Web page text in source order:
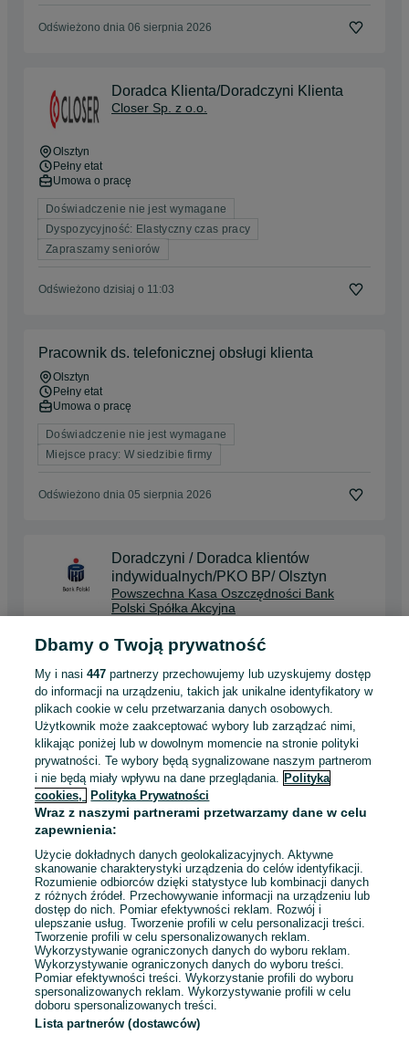
Odświeżono dnia 06 sierpnia 2026
Doradca Klienta/Doradczyni Klienta
Closer Sp. z o.o.
Olsztyn
Pełny etat
Umowa o pracę
Doświadczenie nie jest wymagane
Dyspozycyjność: Elastyczny czas pracy
Zapraszamy seniorów
Odświeżono dzisiaj o 11:03
Pracownik ds. telefonicznej obsługi klienta
Olsztyn
Pełny etat
Umowa o pracę
Doświadczenie nie jest wymagane
Miejsce pracy: W siedzibie firmy
Odświeżono dnia 05 sierpnia 2026
Doradczyni / Doradca klientów
indywidualnych/PKO BP/ Olsztyn
Powszechna Kasa Oszczędności Bank
Polski Spółka Akcyjna
Pełny etat
Doświadczenie nie jest wymagane
Odświeżono dnia 06 sierpnia 2026
administracja biurowa
STANISZEWSCY BETON SP. J.
Olsztyn
Pełny etat
Umowa o pracę
Doświadczenie nie jest wymagane
04 sierpnia 2026
Strona główna Praca Sprzedaż
Doradca klienta, sprzedawca
Doradca klienta, sprzedawca - Warmińsko-mazurskie
Dbamy o Twoją prywatność
My i nasi447 partnerzy przechowujemy lub uzyskujemy dostęp
do informacji na urządzeniu, takich jak unikalne identyfikatory w
plikach cookie w celu przetwarzania danych osobowych.
Użytkownik może zaakceptować wybory lub zarządzać nimi,
klikając poniżej lub w dowolnym momencie na stronie polityki
prywatności. Te wybory będą sygnalizowane naszym partnerom
i nie będą miały wpływu na dane przeglądania. Polityka
cookies,
Polityka Prywatności
Wraz z naszymi partnerami przetwarzamy dane w celu
zapewnienia:
Użycie dokładnych danych geolokalizacyjnych. Aktywne
skanowanie charakterystyki urządzenia do celów identyfikacji.
Rozumienie odbiorców dzięki statystyce lub kombinacji danych
z różnych źródeł. Przechowywanie informacji na urządzeniu lub
dostęp do nich. Pomiar efektywności reklam. Rozwój i
ulepszanie usług. Tworzenie profili w celu personalizacji treści.
Tworzenie profili w celu spersonalizowanych reklam.
Wykorzystywanie ograniczonych danych do wyboru reklam.
Wykorzystywanie ograniczonych danych do wyboru treści.
Pomiar efektywności treści. Wykorzystanie profili do wyboru
spersonalizowanych reklam. Wykorzystywanie profili w celu
doboru spersonalizowanych treści.
Lista partnerów (dostawców)